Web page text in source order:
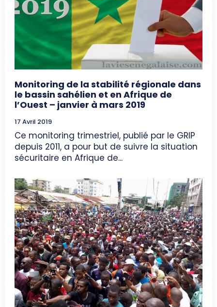
Monitoring de la stabilité régionale dans
le bassin sahélien et en Afrique de
l’Ouest – janvier à mars 2019
17 Avril 2019
Ce monitoring trimestriel, publié par le GRIP
depuis 2011, a pour but de suivre la situation
sécuritaire en Afrique de...